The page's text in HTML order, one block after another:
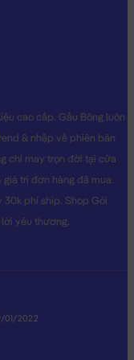
cao cấp. Gấu Bông luôn
& nhập về phiên bản
chỉ may trọn đời tại cửa
trị đơn hàng đã mua.
phí ship. Shop Gói
yêu thương.
01/2022